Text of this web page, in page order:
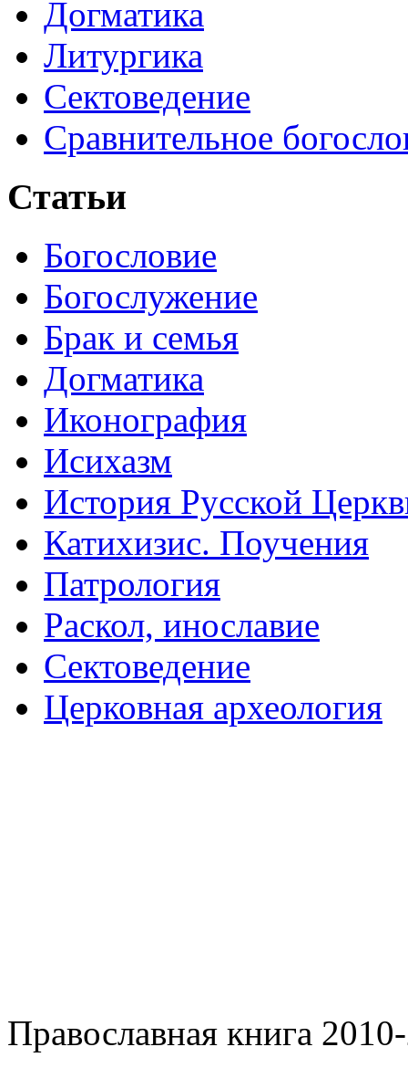
Догматика
Литургика
Сектоведение
Сравнительное
Статьи
Богословие
Богослужение
Брак и семья
Догматика
Иконография
Исихазм
История Русской
Катихизис. Поучения
Патрология
Раскол, инославие
Сектоведение
Церковная археология
Православная книга